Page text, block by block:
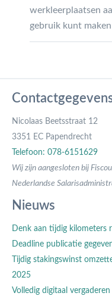
werkleerplaatsen
gebruik kunt
Nicolaas Beetsstraat 12
3351 EC Papendrecht
Telefoon: 078-6151629
Wij zijn aangesloten bij
Nederlandse
Nieuws
Denk aan tijdig kilometers
Deadline publicatie
Tijdig stakingswinst
2025
Volledig digitaal